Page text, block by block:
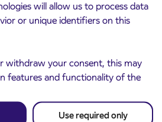
will allow us to process data
or unique identifiers on this
withdraw your consent, this may
features and functionality of the
Use required only